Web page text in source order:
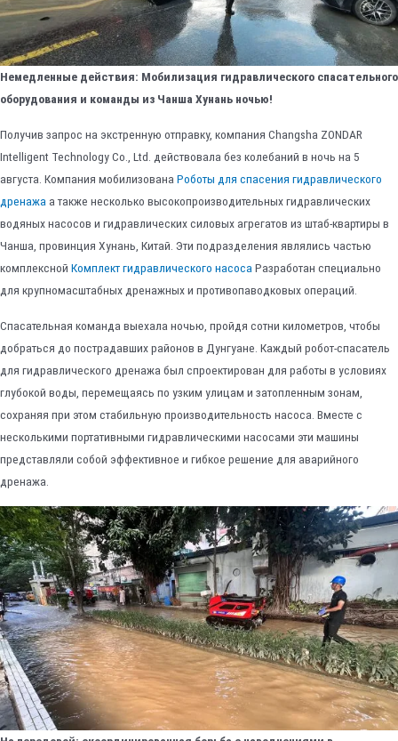
Немедленные действия: Мобилизация гидравлического спасательного
оборудования и команды из Чанша Хунань ночью!
Получив запрос на экстренную отправку, компания Changsha ZONDAR
Intelligent Technology Co., Ltd. действовала без колебаний в ночь на 5
августа. Компания мобилизована Роботы для спасения гидравлического
дренажа а также несколько высокопроизводительных гидравлических
водяных насосов и гидравлических силовых агрегатов из штаб-квартиры в
Чанша, провинция Хунань, Китай. Эти подразделения являлись частью
комплексной Комплект гидравлического насоса Разработан специально
для крупномасштабных дренажных и противопаводковых операций.
Спасательная команда выехала ночью, пройдя сотни километров, чтобы
добраться до пострадавших районов в Дунгуане. Каждый робот-спасатель
для гидравлического дренажа был спроектирован для работы в условиях
глубокой воды, перемещаясь по узким улицам и затопленным зонам,
сохраняя при этом стабильную производительность насоса. Вместе с
несколькими портативными гидравлическими насосами эти машины
представляли собой эффективное и гибкое решение для аварийного
дренажа.